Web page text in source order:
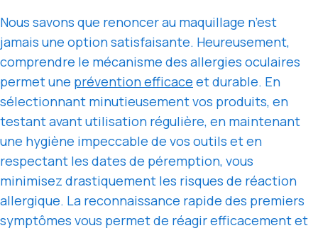
Nous savons que renoncer au maquillage n’est
jamais une option satisfaisante. Heureusement,
comprendre le mécanisme des allergies oculaires
permet une prévention efficace et durable. En
sélectionnant minutieusement vos produits, en
testant avant utilisation régulière, en maintenant
une hygiène impeccable de vos outils et en
respectant les dates de péremption, vous
minimisez drastiquement les risques de réaction
allergique. La reconnaissance rapide des premiers
symptômes vous permet de réagir efficacement et